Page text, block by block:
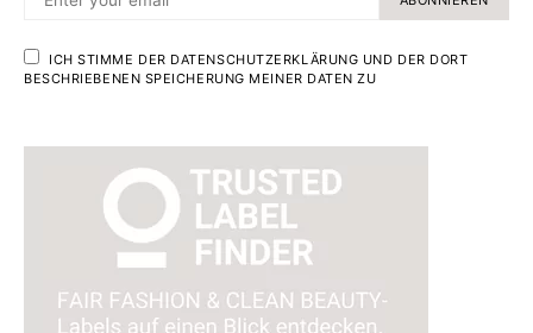
ICH STIMME DER DATENSCHUTZERKLÄRUNG UND DER DORT
BESCHRIEBENEN SPEICHERUNG MEINER DATEN ZU